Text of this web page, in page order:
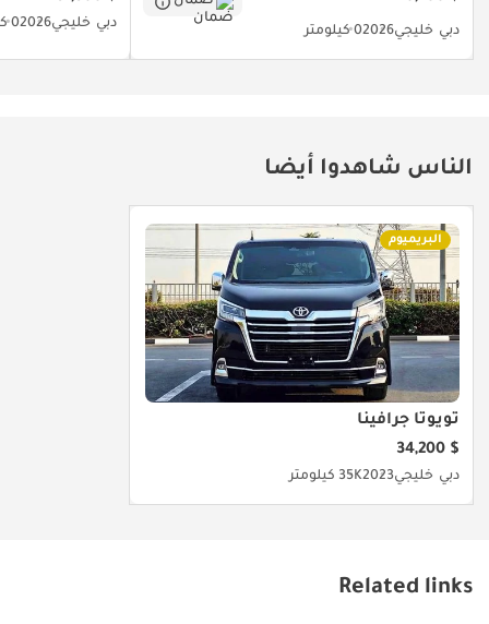
دبي خليجي20260 كيلومتر دبي خليجي20260 كيلومتر
الناس شاهدوا أيضا
البريميوم
تويوتا جرافينا
$ 34,200
دبي خليجي202335K كيلومتر
Related links
تم إنشاء هذه الإحصاءات بواسطة الذكاء الاصطناعي اعتماداً على بيانات
خبراء السوق. يُرجى دائماً فحص السيارة قبل الشراء.